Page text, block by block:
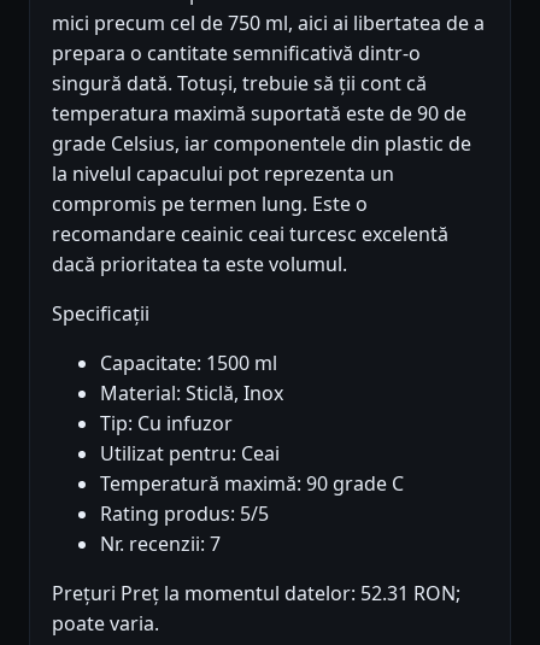
mici precum cel de 750 ml, aici ai libertatea de a
prepara o cantitate semnificativă dintr-o
singură dată. Totuși, trebuie să ții cont că
temperatura maximă suportată este de 90 de
grade Celsius, iar componentele din plastic de
la nivelul capacului pot reprezenta un
compromis pe termen lung. Este o
recomandare ceainic ceai turcesc excelentă
dacă prioritatea ta este volumul.
Specificații
Capacitate: 1500 ml
Material: Sticlă, Inox
Tip: Cu infuzor
Utilizat pentru: Ceai
Temperatură maximă: 90 grade C
Rating produs: 5/5
Nr. recenzii: 7
Prețuri Preț la momentul datelor: 52.31 RON;
poate varia.